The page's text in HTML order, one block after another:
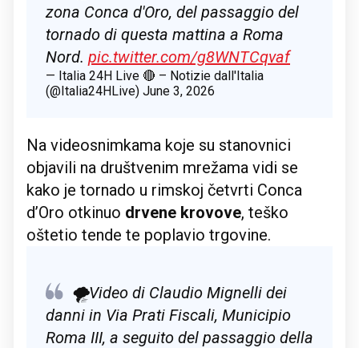
zona Conca d'Oro, del passaggio del
tornado di questa mattina a Roma
Nord. pic.twitter.com/g8WNTCqvaf
— Italia 24H Live 🔴 – Notizie dall'Italia
(@Italia24HLive) June 3, 2026
Na videosnimkama koje su stanovnici
objavili na društvenim mrežama vidi se
kako je tornado u rimskoj četvrti Conca
d’Oro otkinuo drvene krovove, teško
oštetio tende te poplavio trgovine.
🌪️Video di Claudio Mignelli dei
danni in Via Prati Fiscali, Municipio
Roma III, a seguito del passaggio della